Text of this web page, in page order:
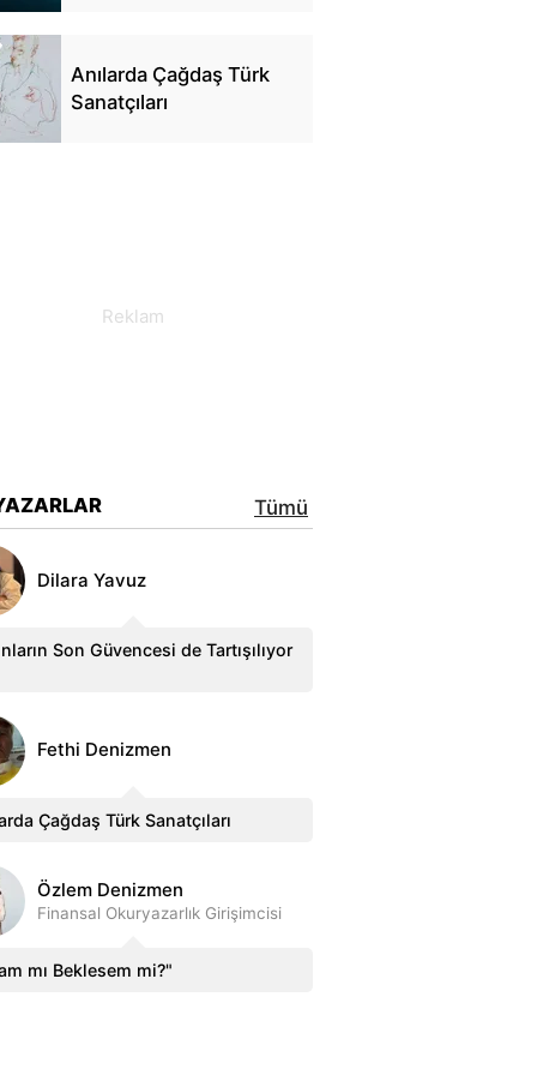
Anılarda Çağdaş Türk
Sanatçıları
Tümü
Dilara Yavuz
Son Güvencesi de Tartışılıyor
Fethi Denizmen
Çağdaş Türk Sanatçıları
Özlem Denizmen
Finansal Okuryazarlık Girişimcisi
mı Beklesem mi?"